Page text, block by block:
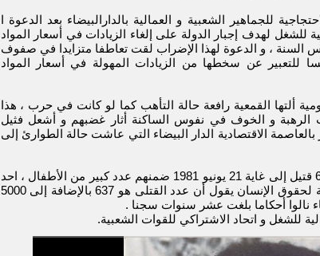
التحركات الاحتجاجية للجماهير الشعبية و العمالية بالدارالبيضاء بعد الدعوة ا
للشغل لهدف إجبار الدولة على إلغاء الزيادات في أسعار المواد
أعلن عنها رسميا يوم 28 ماي من نفس السنة ، و الدعوة لهذا الإضراب لقت تعاطفا متزايدا في صفوف
للتعبير عن سخطها من الزيادات المهولة في أسعار المواد
ألتها القمعية رافعة حالة التأهب كما لو كانت في حرب ، هذا
و الخوف في نفوس الساكنة أثار غضبهم و أشعل فثيل
الاقتصادية الدار البيضاء التي عاشت حالة الطوارئ إلى
و قالت مصادر متعددة أن الأحداث خلفت أزيد من 600 قتيل إلى غاية 21 يونيو 1981 ضمنهم عدد كبير من الأطفال ، احد
المحامين الفرنسين المنتدب من لدن الجمعية الدولية لحقوق الإنسان يقول أن عدد القتلى هو 637 بالإضافة إلى 5000